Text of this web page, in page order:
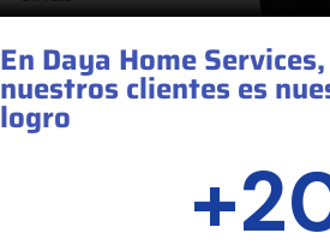
En Daya Home
nuestros clientes es
logro
+